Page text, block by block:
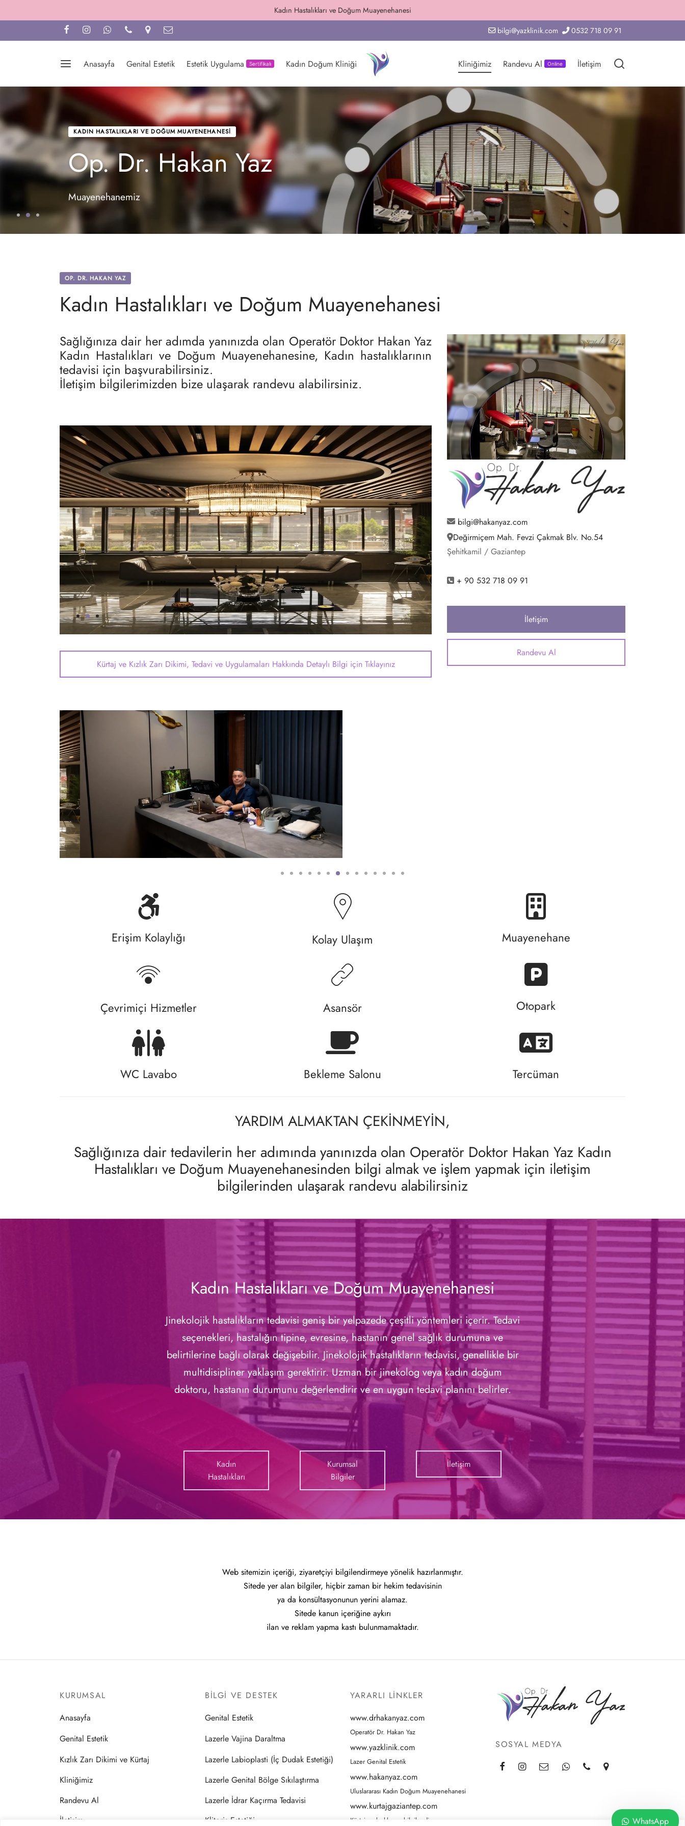
Randevu ve bilgi için
bilgi@yazklinik.com
0532 718 09 91
Anasayfa Genital Estetik Estetik Uygulama Sertifikalı Kadın Doğum Kliniği Kliniğimiz Randevu Al Online İletişim
KADIN HASTALIKLARI VE DOĞUM MUAYENEHANESI
Op. Dr. Hakan Yaz
Muayenehanemiz
OP. DR. HAKAN YAZ
Kadın Hastalıkları ve Doğum Muayenehanesi
Sağlığınıza dair her adımda yanınızda olan Operatör Doktor Hakan Yaz
Kadın Hastalıkları ve Doğum Muayenehanesine, Kadın hastalıklarının
tedavisi için başvurabilirsiniz.
İletişim bilgilerimizden bize ulaşarak randevu alabilirsiniz.
Kürtaj ve Kızlık Zarı Dikimi, Tedavi ve Uygulamaları Hakkında Detaylı Bilgi için Tıklayınız
bilgi@hakanyaz.com
Değirmiçem Mah. Fevzi Çakmak Blv. No.54
Şehitkamil / Gaziantep
+ 90 532 718 09 91
İletişim
Randevu Al
Erişim Kolaylığı Kolay Ulaşım Muayenehane
Çevrimiçi Hizmetler Asansör Otopark
WC Lavabo Bekleme Salonu Tercüman
YARDIM ALMAKTAN ÇEKİNMEYİN,
Sağlığınıza dair tedavilerin her adımında yanınızda olan Operatör Doktor Hakan Yaz Kadın
Hastalıkları ve Doğum Muayenehanesinden bilgi almak ve işlem yapmak için iletişim
bilgilerinden ulaşarak randevu alabilirsiniz
Kadın Hastalıkları ve Doğum Muayenehanesi
Jinekolojik hastalıkların tedavisi geniş bir yelpazede çeşitli yöntemleri içerir. Tedavi
seçenekleri, hastalığın tipine, evresine, hastanın genel sağlık durumuna ve
belirtilerine bağlı olarak değişebilir. Jinekolojik hastalıkların tedavisi, genellikle bir
multidisipliner yaklaşım gerektirir. Uzman bir jinekolog veya kadın doğum
doktoru, hastanın durumunu değerlendirir ve en uygun tedavi planını belirler.
Kadın
Hastalıkları
Kurumsal
Bilgiler
İletişim
Web sitemizin içeriği, ziyaretçiyi bilgilendirmeye yönelik hazırlanmıştır.
Sitede yer alan bilgiler, hiçbir zaman bir hekim tedavisinin
ya da konsültasyonunun yerini alamaz.
Sitede kanun içeriğine aykırı
ilan ve reklam yapma kastı bulunmamaktadır.
KURUMSAL
Anasayfa
Genital Estetik
Kızlık Zarı Dikimi ve Kürtaj
Kliniğimiz
Randevu Al
İletişim
BILGI VE DESTEK
Genital Estetik
Lazerle Vajina Daraltma
Lazerle Labioplasti (İç Dudak Estetiği)
Lazerle Genital Bölge Sıkılaştırma
Lazerle İdrar Kaçırma Tedavisi
Klitoris Estetiği
YARARLI LİNKLER
www.drhakanyaz.com
Operatör Dr. Hakan Yaz
www.yazklinik.com
Lazer Genital Estetik
www.hakanyaz.com
Uluslararası Kadın Doğum Muayenehanesi
www.kurtajgaziantep.com
Kürtaj ve kızlık zarı bilgilendirme
SOSYAL MEDYA
WhatsApp